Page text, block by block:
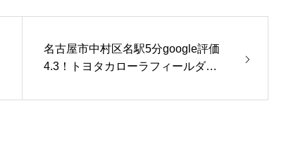
名古屋市中村区名駅5分google評価
4.3！トヨタカローラフィールダー